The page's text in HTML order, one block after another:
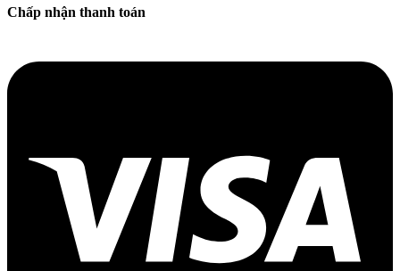
Chấp nhận thanh toán